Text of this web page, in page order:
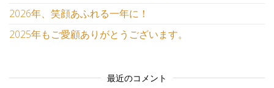
2026年、笑顔あふれる一年に！
2025年もご愛顧ありがとうございます。
最近のコメント